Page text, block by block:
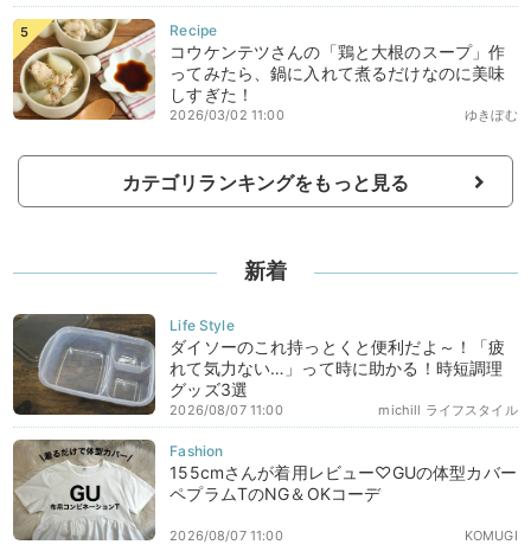
コウケンテツさんの「鶏と大根のスープ」作
ってみたら、鍋に入れて煮るだけなのに美味
しすぎた！
ゆきぼむ
2026/03/02 11:00
カテゴリランキングをもっと見る
新着
ダイソーのこれ持っとくと便利だよ～！「疲
れて気力ない…」って時に助かる！時短調理
グッズ3選
michill ライフスタイル
2026/08/07 11:00
155cmさんが着用レビュー♡GUの体型カバー
ペプラムTのNG＆OKコーデ
KOMUGI
2026/08/07 11:00